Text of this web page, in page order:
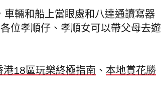
輛和船上當眼處和八達通讀寫器
各位孝順仔、孝順女可以帶父母去遊
港18區玩樂終極指南 、 本地賞花勝